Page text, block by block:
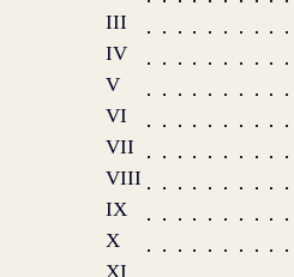
III
IV
V
VI
VII
VIII
IX
X
XI